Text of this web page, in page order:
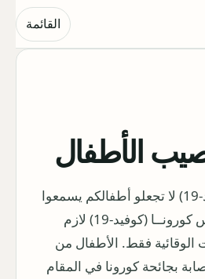
القائمة
الأطفال
فيروس كورونــا (كوفيد-19) لا تجعلو أطفالكم يسمعوا
كلام مـرعب عن فيروس كورونــا (كوفيد-19) لازم
الوقائية فقط. الأطفال من
بجائحة كورونا في المقام